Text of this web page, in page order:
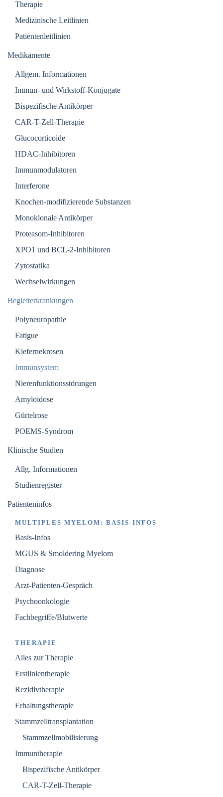
Therapie
Medizinische Leitlinien
Patientenleitlinien
Medikamente
Allgem. Informationen
Immun- und Wirkstoff-Konjugate
Bispezifische Antikörper
CAR-T-Zell-Therapie
Glucocorticoide
HDAC-Inhibitoren
Immunmodulatoren
Interferone
Knochen-modifizierende Substanzen
Monoklonale Antikörper
Proteasom-Inhibitoren
XPO1 und BCL-2-Inhibitoren
Zytostatika
Wechselwirkungen
Begleiterkrankungen
Polyneuropathie
Fatigue
Kiefernekrosen
Immunsystem
Nierenfunktionsstörungen
Amyloidose
Gürtelrose
POEMS-Syndrom
Klinische Studien
Allg. Informationen
Studienregister
Patienteninfos
MULTIPLES MYELOM: BASIS-INFOS
Basis-Infos
MGUS & Smoldering Myelom
Diagnose
Arzt-Patienten-Gespräch
Psychoonkologie
Fachbegriffe/Blutwerte
THERAPIE
Alles zur Therapie
Erstlinientherapie
Rezidivtherapie
Erhaltungstherapie
Stammzelltransplantation
Stammzellmobilisierung
Immuntherapie
Bispezifische Antikörper
CAR-T-Zell-Therapie